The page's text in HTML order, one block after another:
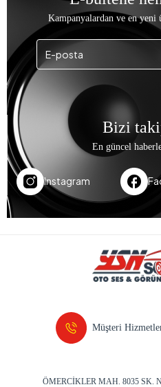
Kampanyalardan ve en yeni
Bizi
En güncel
Instagram
Müşteri
ÖMERCİKLER MAH. 8035 SK.